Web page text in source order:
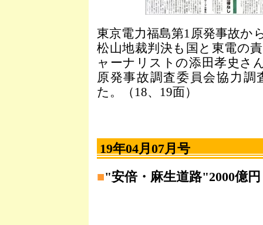
東京電力福島第1原発事故か
松山地裁判決も国と東電の
ャーナリストの添田孝史さ
原発事故調査委員会協力
た。（18、19面）
19年04月07月号
■"安倍・麻生道路"2000億円